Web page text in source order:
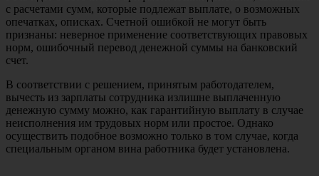
с расчетами сумм, которые подлежат выплате, о возможных
опечатках, описках. Счетной ошибкой не могут быть
признаны: неверное применение соответствующих правовых
норм, ошибочный перевод денежной суммы на банковский
счет.
В соответствии с решением, принятым работодателем,
вычесть из зарплаты сотрудника излишне выплаченную
денежную сумму можно, как гарантийную выплату в случае
неисполнения им трудовых норм или простое. Однако
осуществить подобное возможно только в том случае, когда
специальным органом вина работника будет установлена.